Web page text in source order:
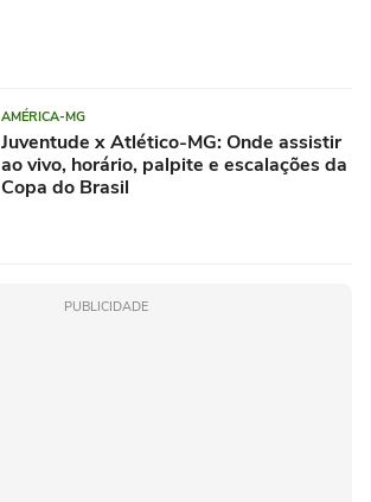
AMÉRICA-MG
Juventude x Atlético-MG: Onde assistir
ao vivo, horário, palpite e escalações da
Copa do Brasil
PUBLICIDADE